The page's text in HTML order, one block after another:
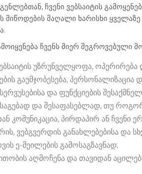
ჩვენი ვებსაიტის
მიწოდების მაღალი ხარისხი
ჩვენს მიერ შეგროვებული
უზრუნველყოფა, ოპერირება
გაუმჯობესება,
და ფუნქციების
და შესაფასებლად, თუ
კომუნიკაცია, პირდაპირ ან
ვებგვერდის განახლებებისა და
ე-მეილების გამოსაგზავნად;
აღმოჩენა და თავიდან